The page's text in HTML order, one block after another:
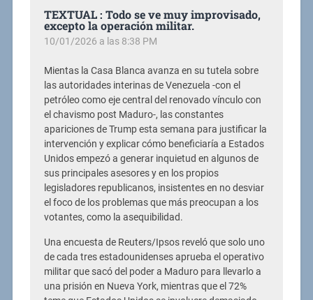
TEXTUAL : Todo se ve muy improvisado,
excepto la operación militar.
10/01/2026 a las 8:38 PM
Mientas la Casa Blanca avanza en su tutela sobre
las autoridades interinas de Venezuela -con el
petróleo como eje central del renovado vínculo con
el chavismo post Maduro-, las constantes
apariciones de Trump esta semana para justificar la
intervención y explicar cómo beneficiaría a Estados
Unidos empezó a generar inquietud en algunos de
sus principales asesores y en los propios
legisladores republicanos, insistentes en no desviar
el foco de los problemas que más preocupan a los
votantes, como la asequibilidad.
Una encuesta de Reuters/Ipsos reveló que solo uno
de cada tres estadounidenses aprueba el operativo
militar que sacó del poder a Maduro para llevarlo a
una prisión en Nueva York, mientras que el 72%